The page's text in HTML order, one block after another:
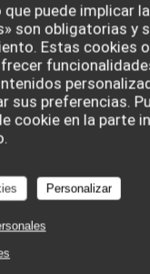
puede implicar
son obligatorias y
Estas cookies
sus preferencias.
cookie en la parte
Personalizar
LILLE